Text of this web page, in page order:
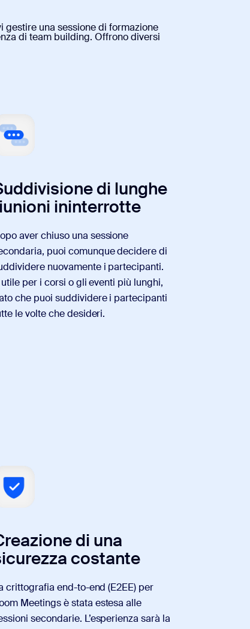
una sessione di formazione
di team building. Offrono diversi
di lunghe
ininterrotte
aver chiuso una sessione
puoi comunque decidere di
nuovamente i partecipanti.
utile per i corsi o gli eventi più lunghi,
che puoi suddividere i partecipanti
le volte che desideri.
di una
costante
crittografia end-to-end (E2EE) per
Meetings è stata estesa alle
secondarie. L’esperienza sarà la